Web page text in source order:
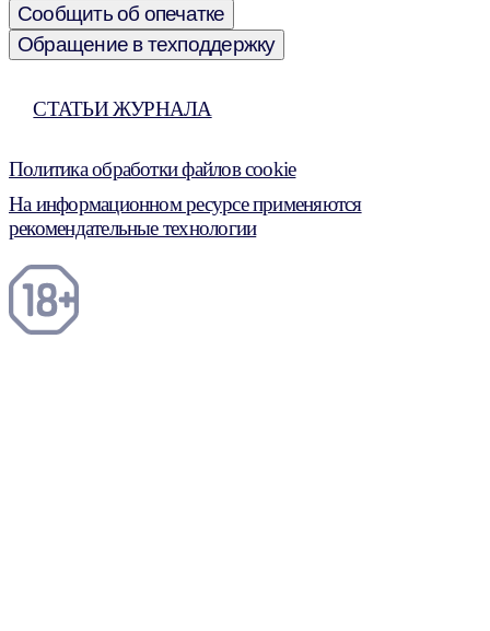
Сообщить об опечатке
Обращение в техподдержку
СТАТЬИ ЖУРНАЛА
Политика обработки файлов cookie
На информационном ресурсе применяются
рекомендательные технологии